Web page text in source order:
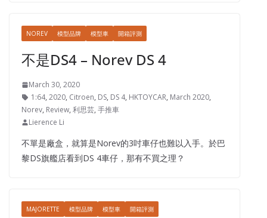
NOREV 模型品牌 模型車 開箱評測
不是DS4 – Norev DS 4
March 30, 2020
1:64, 2020, Citroen, DS, DS 4, HKTOYCAR, March 2020,
Norev, Review, 利思芸, 手推車
Lierence Li
不單是廠盒，就算是Norev的3吋車仔也難以入手。於巴
黎DS旗艦店看到DS 4車仔，那有不買之理？
MAJORETTE 模型品牌 模型車 開箱評測